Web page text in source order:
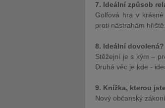
7. Ideální způsob
Golfová hra v
proti nástrahám hřiště.
8. Ideální dovolená?
Stěžejní je s kým –
Druhá věc je kde -
9. Knížka, kterou
Nový občanský